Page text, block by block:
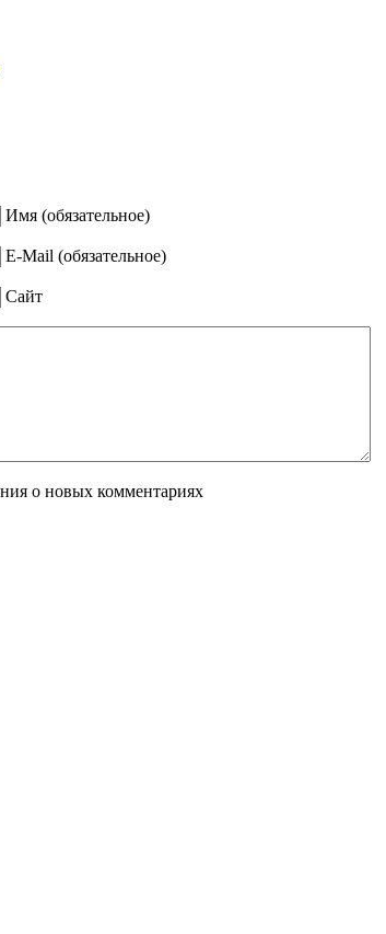
Имя (обязательное)
E-Mail (обязательное)
Сайт
о новых комментариях